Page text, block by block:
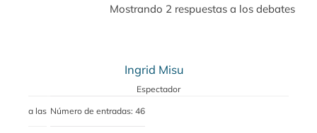
Mostrando 2 respuestas a los debates
Ingrid Misu
Espectador
a las Número de entradas: 46